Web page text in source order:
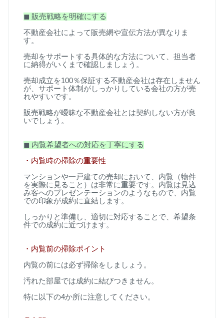
◼ 販売戦略を明確にする
不動産会社によって販売網や宣伝方法が異なりま
す。
売却をサポートする具体的な方法について、担当者
に納得がいくまで確認しましょう。
売却成立を100％保証する不動産会社は存在しません
が、サポート体制がしっかりしている会社の方が売
れやすいです。
販売戦略が曖昧な不動産会社とは契約しない方が良
いでしょう。
◼ 内覧希望者への対応を丁寧にする
・内覧時の掃除の重要性
マンションや一戸建ての売却において、内覧（物件
を実際に見ること）は非常に重要です。内覧は見込
み客へのプレゼンテーションのようなもので、内覧
での印象が成約に直結します。
しっかりと準備し、適切に対応することで、希望条
件での成約に近づけます。
・内覧前の掃除ポイント
内覧の前には必ず掃除をしましょう。
汚れた部屋では成約に結びつきません。
特に以下の4か所に注意してください。